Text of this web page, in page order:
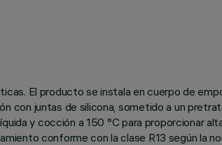
El producto se instala en cuerpo de
con juntas de silicona, sometido a un
y cocción a 150 °C para proporcionar
conforme con la clase R13 según la